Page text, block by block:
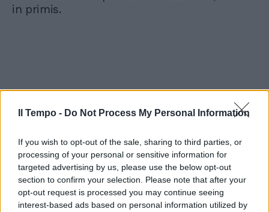
Il Tempo - Do Not Process My Personal Information
If you wish to opt-out of the sale, sharing to third parties, or
processing of your personal or sensitive information for
targeted advertising by us, please use the below opt-out
section to confirm your selection. Please note that after your
opt-out request is processed you may continue seeing
interest-based ads based on personal information utilized by
in primis.